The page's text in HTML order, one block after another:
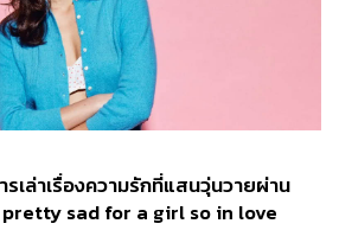
เล่าเรื่องความรักที่แสนวุ่นวายผ่าน
pretty sad for a girl so in love